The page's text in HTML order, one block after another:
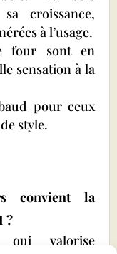
croissance,
à l’usage.
four sont en
sensation à la
pour ceux
style.
convient la
?
qui valorise